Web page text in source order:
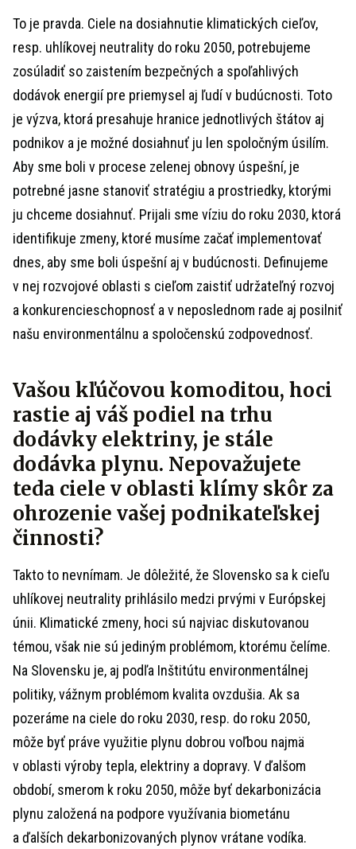
To je pravda. Ciele na dosiahnutie klimatických cieľov,
resp. uhlíkovej neutrality do roku 2050, potrebujeme
zosúladiť so zaistením bezpečných a spoľahlivých
dodávok energií pre priemysel aj ľudí v budúcnosti. Toto
je výzva, ktorá presahuje hranice jednotlivých štátov aj
podnikov a je možné dosiahnuť ju len spoločným úsilím.
Aby sme boli v procese zelenej obnovy úspešní, je
potrebné jasne stanoviť stratégiu a prostriedky, ktorými
ju chceme dosiahnuť. Prijali sme víziu do roku 2030, ktorá
identifikuje zmeny, ktoré musíme začať implementovať
dnes, aby sme boli úspešní aj v budúcnosti. Definujeme
v nej rozvojové oblasti s cieľom zaistiť udržateľný rozvoj
a konkurencieschopnosť a v neposlednom rade aj posilniť
našu environmentálnu a spoločenskú zodpovednosť.
Vašou kľúčovou komoditou, hoci
rastie aj váš podiel na trhu
dodávky elektriny, je stále
dodávka plynu. Nepovažujete
teda ciele v oblasti klímy skôr za
ohrozenie vašej podnikateľskej
činnosti?
Takto to nevnímam. Je dôležité, že Slovensko sa k cieľu
uhlíkovej neutrality prihlásilo medzi prvými v Európskej
únii. Klimatické zmeny, hoci sú najviac diskutovanou
témou, však nie sú jediným problémom, ktorému čelíme.
Na Slovensku je, aj podľa Inštitútu environmentálnej
politiky, vážnym problémom kvalita ovzdušia. Ak sa
pozeráme na ciele do roku 2030, resp. do roku 2050,
môže byť práve využitie plynu dobrou voľbou najmä
v oblasti výroby tepla, elektriny a dopravy. V ďalšom
období, smerom k roku 2050, môže byť dekarbonizácia
plynu založená na podpore využívania biometánu
a ďalších dekarbonizovaných plynov vrátane vodíka.